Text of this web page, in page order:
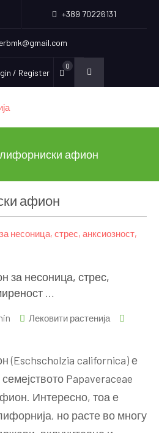
+389 70226131
/ Register
0
афион
афион
за несоница, стрес,
…
Лековити растенија
(Eschscholzia californica) е
Papaveraceae
Интересно, тоа е
но расте во многу